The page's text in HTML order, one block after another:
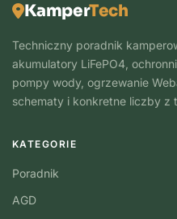
KamperTech
Techniczny poradnik
akumulatory LiFePO4,
pompy wody, ogrzewanie
schematy i konkretne liczby z
KATEGORIE
Poradnik
AGD